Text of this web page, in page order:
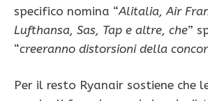
specifico nomina “Alitalia, Air
Lufthansa, Sas, Tap e altre, che”
“creeranno distorsioni della
Per il resto Ryanair sostiene che